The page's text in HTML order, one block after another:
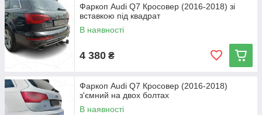
Фаркоп Audi Q7 Кросовер (2016-2018) зі
вставкою під квадрат
В наявності
4 380 ₴
Фаркоп Audi Q7 Кросовер (2016-2018)
з'ємний на двох болтах
В наявності